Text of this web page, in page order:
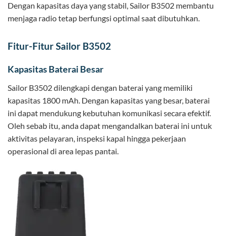
Dengan kapasitas daya yang stabil, Sailor B3502 membantu
menjaga radio tetap berfungsi optimal saat dibutuhkan.
Fitur-Fitur Sailor B3502
Kapasitas Baterai Besar
Sailor B3502 dilengkapi dengan baterai yang memiliki
kapasitas 1800 mAh. Dengan kapasitas yang besar, baterai
ini dapat mendukung kebutuhan komunikasi secara efektif.
Oleh sebab itu, anda dapat mengandalkan baterai ini untuk
aktivitas pelayaran, inspeksi kapal hingga pekerjaan
operasional di area lepas pantai.